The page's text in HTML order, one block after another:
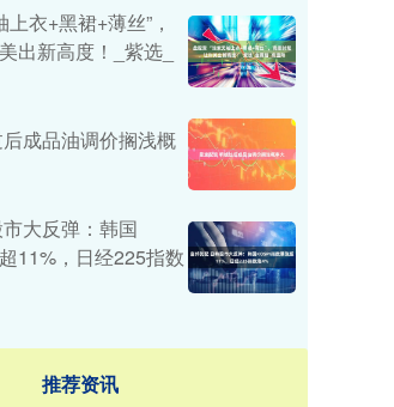
衣+黑裙+薄丝”，
出新高度！_紫选_
成品油调价搁浅概
大反弹：韩国
11%，日经225指数
推荐资讯